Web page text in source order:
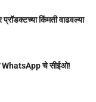
किंमती वाढवल्या
WhatsApp चे सीईओ!